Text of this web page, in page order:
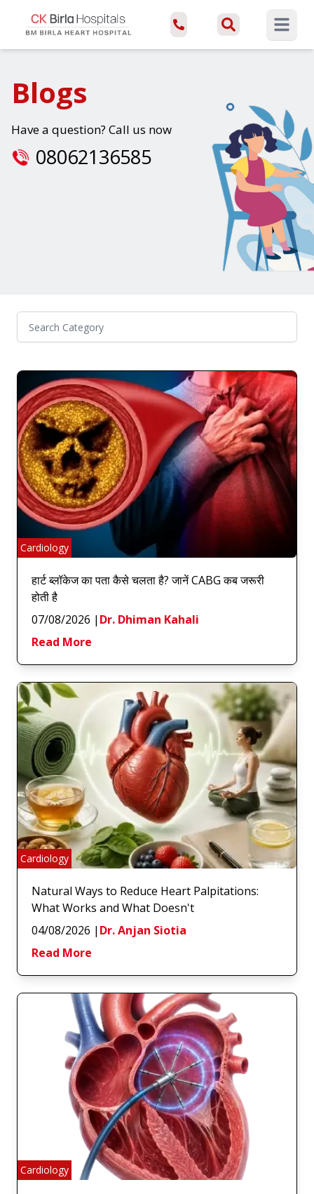
Open
Blogs
Have a question? Call us now
08062136585
Cardiology
हार्ट ब्लॉकेज का पता कैसे चलता है? जानें CABG कब जरूरी
होती है
07/08/2026 | Dr. Dhiman Kahali
Read More
Cardiology
Natural Ways to Reduce Heart Palpitations:
What Works and What Doesn't
04/08/2026 | Dr. Anjan Siotia
Read More
Cardiology